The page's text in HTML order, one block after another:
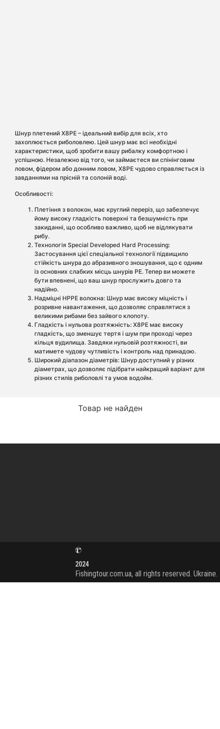
Шнур плетений X8PE – ідеальний вибір для всіх, хто
захоплюється риболовлею. Цей шнур має всі необхідні
характеристики, щоб зробити вашу рибалку комфортною і
успішною. Незалежно від того, чи займаєтеся ви спінінговим
ловом, фідером або донним ловом, X8PE чудово справляється із
завданнями на прісній та солоній воді.
Особливості:
Плетіння з волокон, має круглий переріз, що забезпечує
йому високу гладкість поверхні та безшумність при
закиданні, що особливо важливо, щоб не відлякувати
рибу.
Технологія Special Developed Hard Processing:
Застосування цієї спеціальної технології підвищило
стійкість шнура до абразивного зношування, що є одним
із основних слабких місць шнурів PE. Тепер ви можете
бути впевнені, що ваш шнур прослужить довго та
надійно.
Надміцні HPPE волокна: Шнур має високу міцність і
розривне навантаження, що дозволяє справлятися з
великими рибами без зайвого клопоту.
Гладкість і нульова розтяжність: X8PE має високу
гладкість, що зменшує тертя і шум при проході через
кільця вудилища. Завдяки нульовій розтяжності, ви
матимете чудову чутливість і контроль над принадою.
Широкий діапазон діаметрів: Шнур доступний у різних
діаметрах, що дозволяє підібрати найкращий варіант для
різних стилів риболовлі та умов водойм.
Товар не найден
2024
Fishingtour.com.ua, all rights reserved. Ukraine.